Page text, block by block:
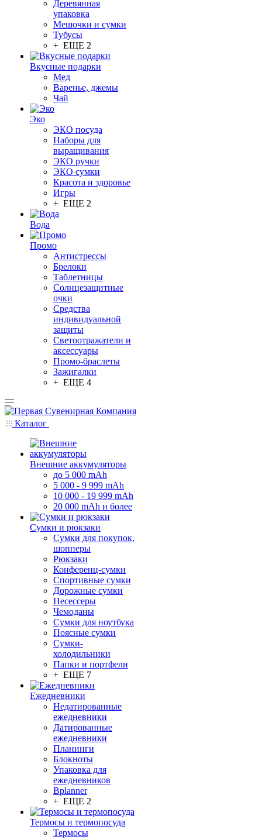
Деревянная
упаковка
Мешочки и сумки
Тубусы
+ ЕЩЕ 2
Вкусные подарки
Мед
Варенье, джемы
Чай
Эко
ЭКО посуда
Наборы для
выращивания
ЭКО ручки
ЭКО сумки
Красота и здоровье
Игры
+ ЕЩЕ 2
Вода
Промо
Антистрессы
Брелоки
Таблетницы
Солнцезащитные
очки
Средства
индивидуальной
защиты
Светоотражатели и
аксессуары
Промо-браслеты
Зажигалки
+ ЕЩЕ 4
Каталог
Внешние аккумуляторы
до 5 000 mAh
5 000 - 9 999 mAh
10 000 - 19 999 mAh
20 000 mAh и более
Сумки и рюкзаки
Сумки для покупок,
шопперы
Рюкзаки
Конференц-сумки
Спортивные сумки
Дорожные сумки
Несессеры
Чемоданы
Сумки для ноутбука
Поясные сумки
Сумки-
холодильники
Папки и портфели
+ ЕЩЕ 7
Ежедневники
Недатированные
ежедневники
Датированные
ежедневники
Планинги
Блокноты
Упаковка для
ежедневников
Bplanner
+ ЕЩЕ 2
Термосы и термопосуда
Термосы